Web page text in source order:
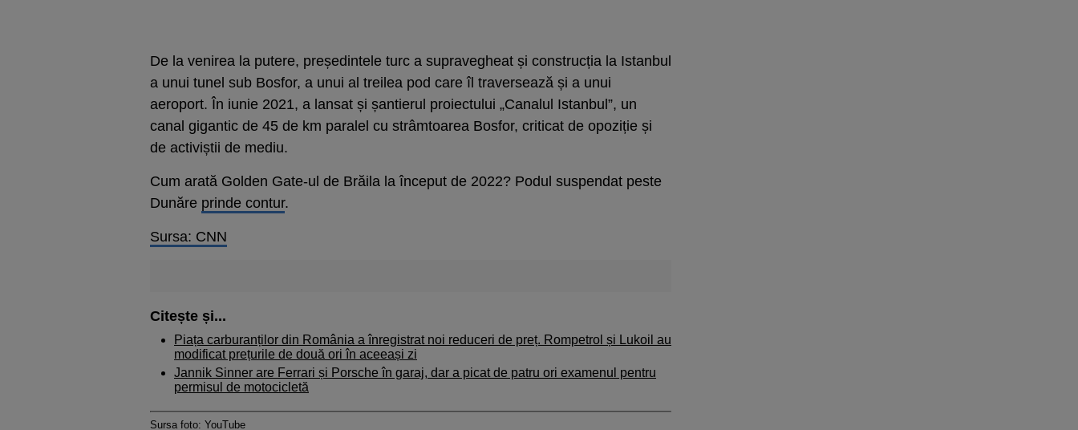
De la venirea la putere, președintele turc a supravegheat și construcția la Istanbul
a unui tunel sub Bosfor, a unui al treilea pod care îl traversează și a unui
aeroport. În iunie 2021, a lansat și șantierul proiectului „Canalul Istanbul”, un
canal gigantic de 45 de km paralel cu strâmtoarea Bosfor, criticat de opoziție și
de activiștii de mediu.
Cum arată Golden Gate-ul de Brăila la început de 2022? Podul suspendat peste
Dunăre prinde contur.
Sursa: CNN
Citește și...
Piața carburanților din România a înregistrat noi reduceri de preț. Rompetrol și Lukoil au
modificat prețurile de două ori în aceeași zi
Jannik Sinner are Ferrari și Porsche în garaj, dar a picat de patru ori examenul pentru
permisul de motocicletă
Sursa foto: YouTube